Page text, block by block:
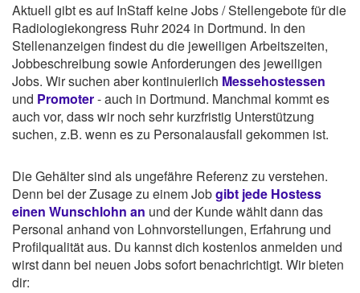
Aktuell gibt es auf InStaff keine Jobs / Stellengebote für die
Radiologiekongress Ruhr 2024 in Dortmund. In den
Stellenanzeigen findest du die jeweiligen Arbeitszeiten,
Jobbeschreibung sowie Anforderungen des jeweiligen
Jobs. Wir suchen aber kontinuierlich Messehostessen
und Promoter- auch in Dortmund. Manchmal kommt es
auch vor, dass wir noch sehr kurzfristig Unterstützung
suchen, z.B. wenn es zu Personalausfall gekommen ist.
Die Gehälter sind als ungefähre Referenz zu verstehen.
Denn bei der Zusage zu einem Jobgibt jede Hostess
einen Wunschlohn an und der Kunde wählt dann das
Personal anhand von Lohnvorstellungen, Erfahrung und
Profilqualität aus. Du kannst dich kostenlos anmelden und
wirst dann bei neuen Jobs sofort benachrichtigt. Wir bieten
dir: